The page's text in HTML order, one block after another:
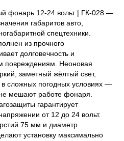
фонарь 12-24 вольт | ГК-028 —
габаритов авто,
спецтехники.
из прочного
долговечность и
повреждениям. Неоновая
заметный жёлтый свет,
сложных погодных условиях —
мешают работе фонаря.
гарантирует
от 12 до 24 вольт.
75 мм и диаметр
установку максимально